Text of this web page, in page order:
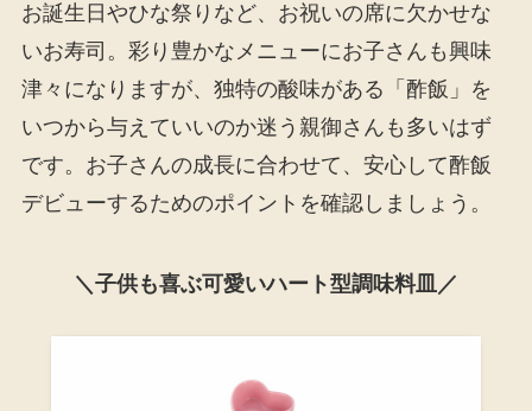
お誕生日やひな祭りなど、お祝いの席に欠かせな
いお寿司。彩り豊かなメニューにお子さんも興味
津々になりますが、独特の酸味がある「酢飯」を
いつから与えていいのか迷う親御さんも多いはず
です。お子さんの成長に合わせて、安心して酢飯
デビューするためのポイントを確認しましょう。
＼子供も喜ぶ可愛いハート型調味料皿／